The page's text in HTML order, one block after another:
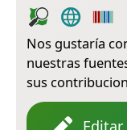
Nos gustaría
nuestras
sus